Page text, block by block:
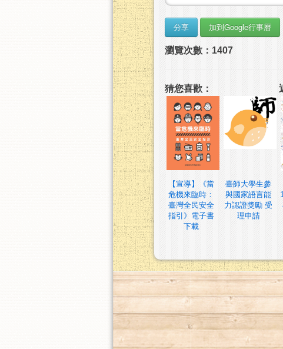
瀏覽次數：1407
猜您喜歡：
【宣導】《當
危機來臨時：
臺灣全民安全
指引》電子書
下載
臺師大學生參
與國家語言能
力認證獎勵 受
理申請